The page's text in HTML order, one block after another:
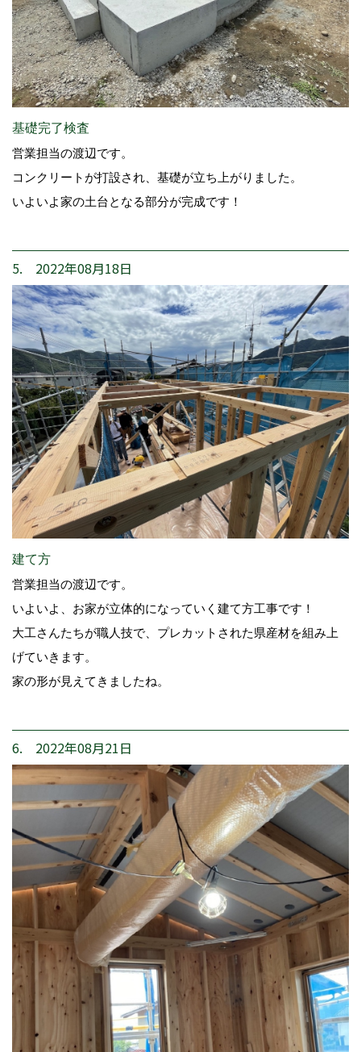
基礎完了検査
営業担当の渡辺です。
コンクリートが打設され、基礎が立ち上がりました。
いよいよ家の土台となる部分が完成です！
5. 2022年08月18日
建て方
営業担当の渡辺です。
いよいよ、お家が立体的になっていく建て方工事です！
大工さんたちが職人技で、プレカットされた県産材を組み上
げていきます。
家の形が見えてきましたね。
6. 2022年08月21日